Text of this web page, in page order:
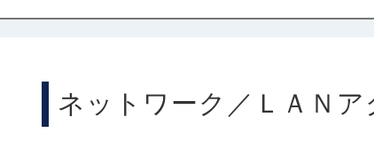
ネットワーク／ＬＡＮア